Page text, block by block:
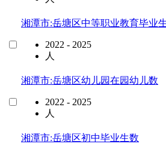
湘潭市:岳塘区中等职业教育毕业
2022 - 2025
人
湘潭市:岳塘区幼儿园在园幼儿数
2022 - 2025
人
湘潭市:岳塘区初中毕业生数